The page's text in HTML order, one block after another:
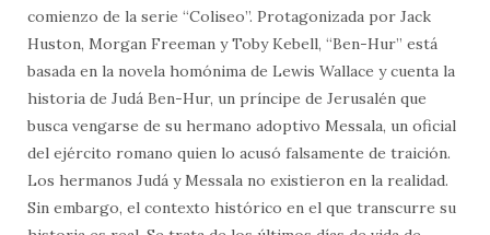
comienzo de la serie “Coliseo”. Protagonizada por Jack
Huston, Morgan Freeman y Toby Kebell, “Ben-Hur” está
basada en la novela homónima de Lewis Wallace y cuenta la
historia de Judá Ben-Hur, un príncipe de Jerusalén que
busca vengarse de su hermano adoptivo Messala, un oficial
del ejército romano quien lo acusó falsamente de traición.
Los hermanos Judá y Messala no existieron en la realidad.
Sin embargo, el contexto histórico en el que transcurre su